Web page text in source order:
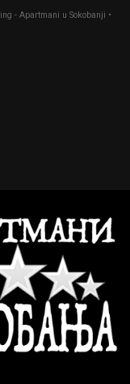
- Apartmani u Sokobanji •